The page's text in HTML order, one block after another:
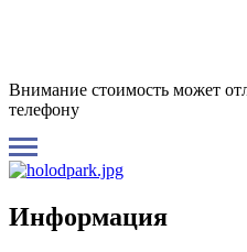
Внимание стоимость может
телефону
Информация